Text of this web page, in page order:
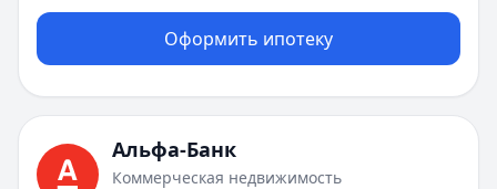
Оформить ипотеку
Альфа-Банк
Коммерческая недвижимость